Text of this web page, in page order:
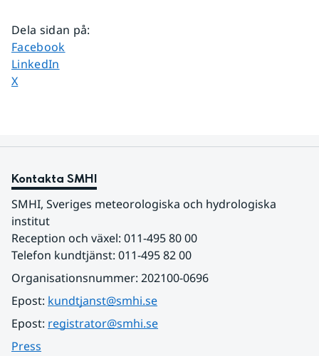
Dela sidan på:
Dela sidan på
Facebook
Dela sidan på
LinkedIn
Dela sidan på
X
Kontakta SMHI
SMHI, Sveriges meteorologiska och hydrologiska
institut
Reception och växel: 011-495 80 00
Telefon kundtjänst: 011-495 82 00
Organisationsnummer: 202100-0696
Epost: kundtjanst@smhi.se
Epost: registrator@smhi.se
Press